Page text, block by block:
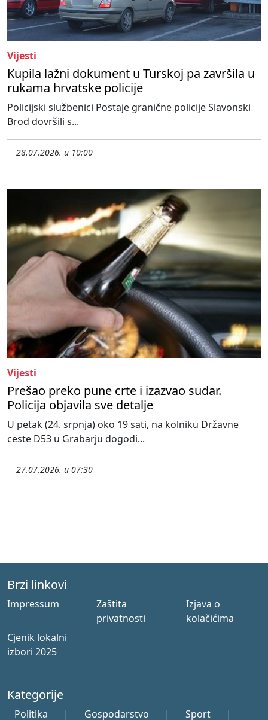
Vijesti
Kupila lažni dokument u Turskoj pa završila u
rukama hrvatske policije
Policijski službenici Postaje granične policije Slavonski
Brod dovršili s...
28.07.2026. u 10:00
Vijesti
Prešao preko pune crte i izazvao sudar.
Policija objavila sve detalje
U petak (24. srpnja) oko 19 sati, na kolniku Državne
ceste D53 u Grabarju dogodi...
27.07.2026. u 07:30
Brzi linkovi
Impressum
Zaštita
privatnosti
Izjava o
kolačićima
Cjenik lokalni
izbori 2025
Kategorije
Politika | Gospodarstvo | Sport |